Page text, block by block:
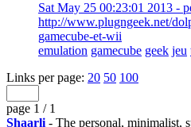
Sat May 25 00:23:01 2013 -
http://www.plugngeek.net/
gamecube-et-wii
emulation gamecube geek jeu
Links per page: 20 50 100
page 1 / 1
Shaarli - The personal, minimalist,